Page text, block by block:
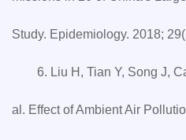
Study. Epidemiology. 2018;
6. Liu H, Tian Y, Song J,
al. Effect of Ambient Air